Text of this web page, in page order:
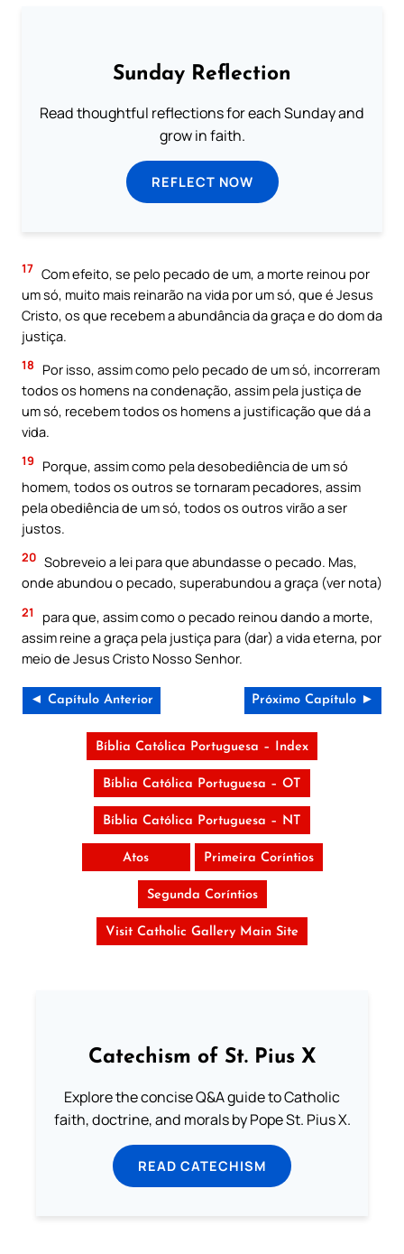
Sunday Reflection
Read thoughtful reflections for each Sunday and
grow in faith.
REFLECT NOW
17 Com efeito, se pelo pecado de um, a morte reinou por
um só, muito mais reinarão na vida por um só, que é Jesus
Cristo, os que recebem a abundância da graça e do dom da
justiça.
18
Por isso, assim como pelo pecado de um só, incorreram
todos os homens na condenação, assim pela justiça de
um só, recebem todos os homens a justificação que dá a
vida.
19
Porque, assim como pela desobediência de um só
homem, todos os outros se tornaram pecadores, assim
pela obediência de um só, todos os outros virão a ser
justos.
20 Sobreveio a lei para que abundasse o pecado. Mas,
onde abundou o pecado, superabundou a graça (ver nota)
21
para que, assim como o pecado reinou dando a morte,
assim reine a graça pela justiça para (dar) a vida eterna, por
meio de Jesus Cristo Nosso Senhor.
◄ Capítulo Anterior Próximo Capítulo ►
Bíblia Católica Portuguesa – Index
Bíblia Católica Portuguesa – OT
Bíblia Católica Portuguesa – NT
Atos Primeira Coríntios
Segunda Coríntios
Visit Catholic Gallery Main Site
Catechism of St. Pius X
Explore the concise Q&A guide to Catholic
faith, doctrine, and morals by Pope St. Pius X.
READ CATECHISM